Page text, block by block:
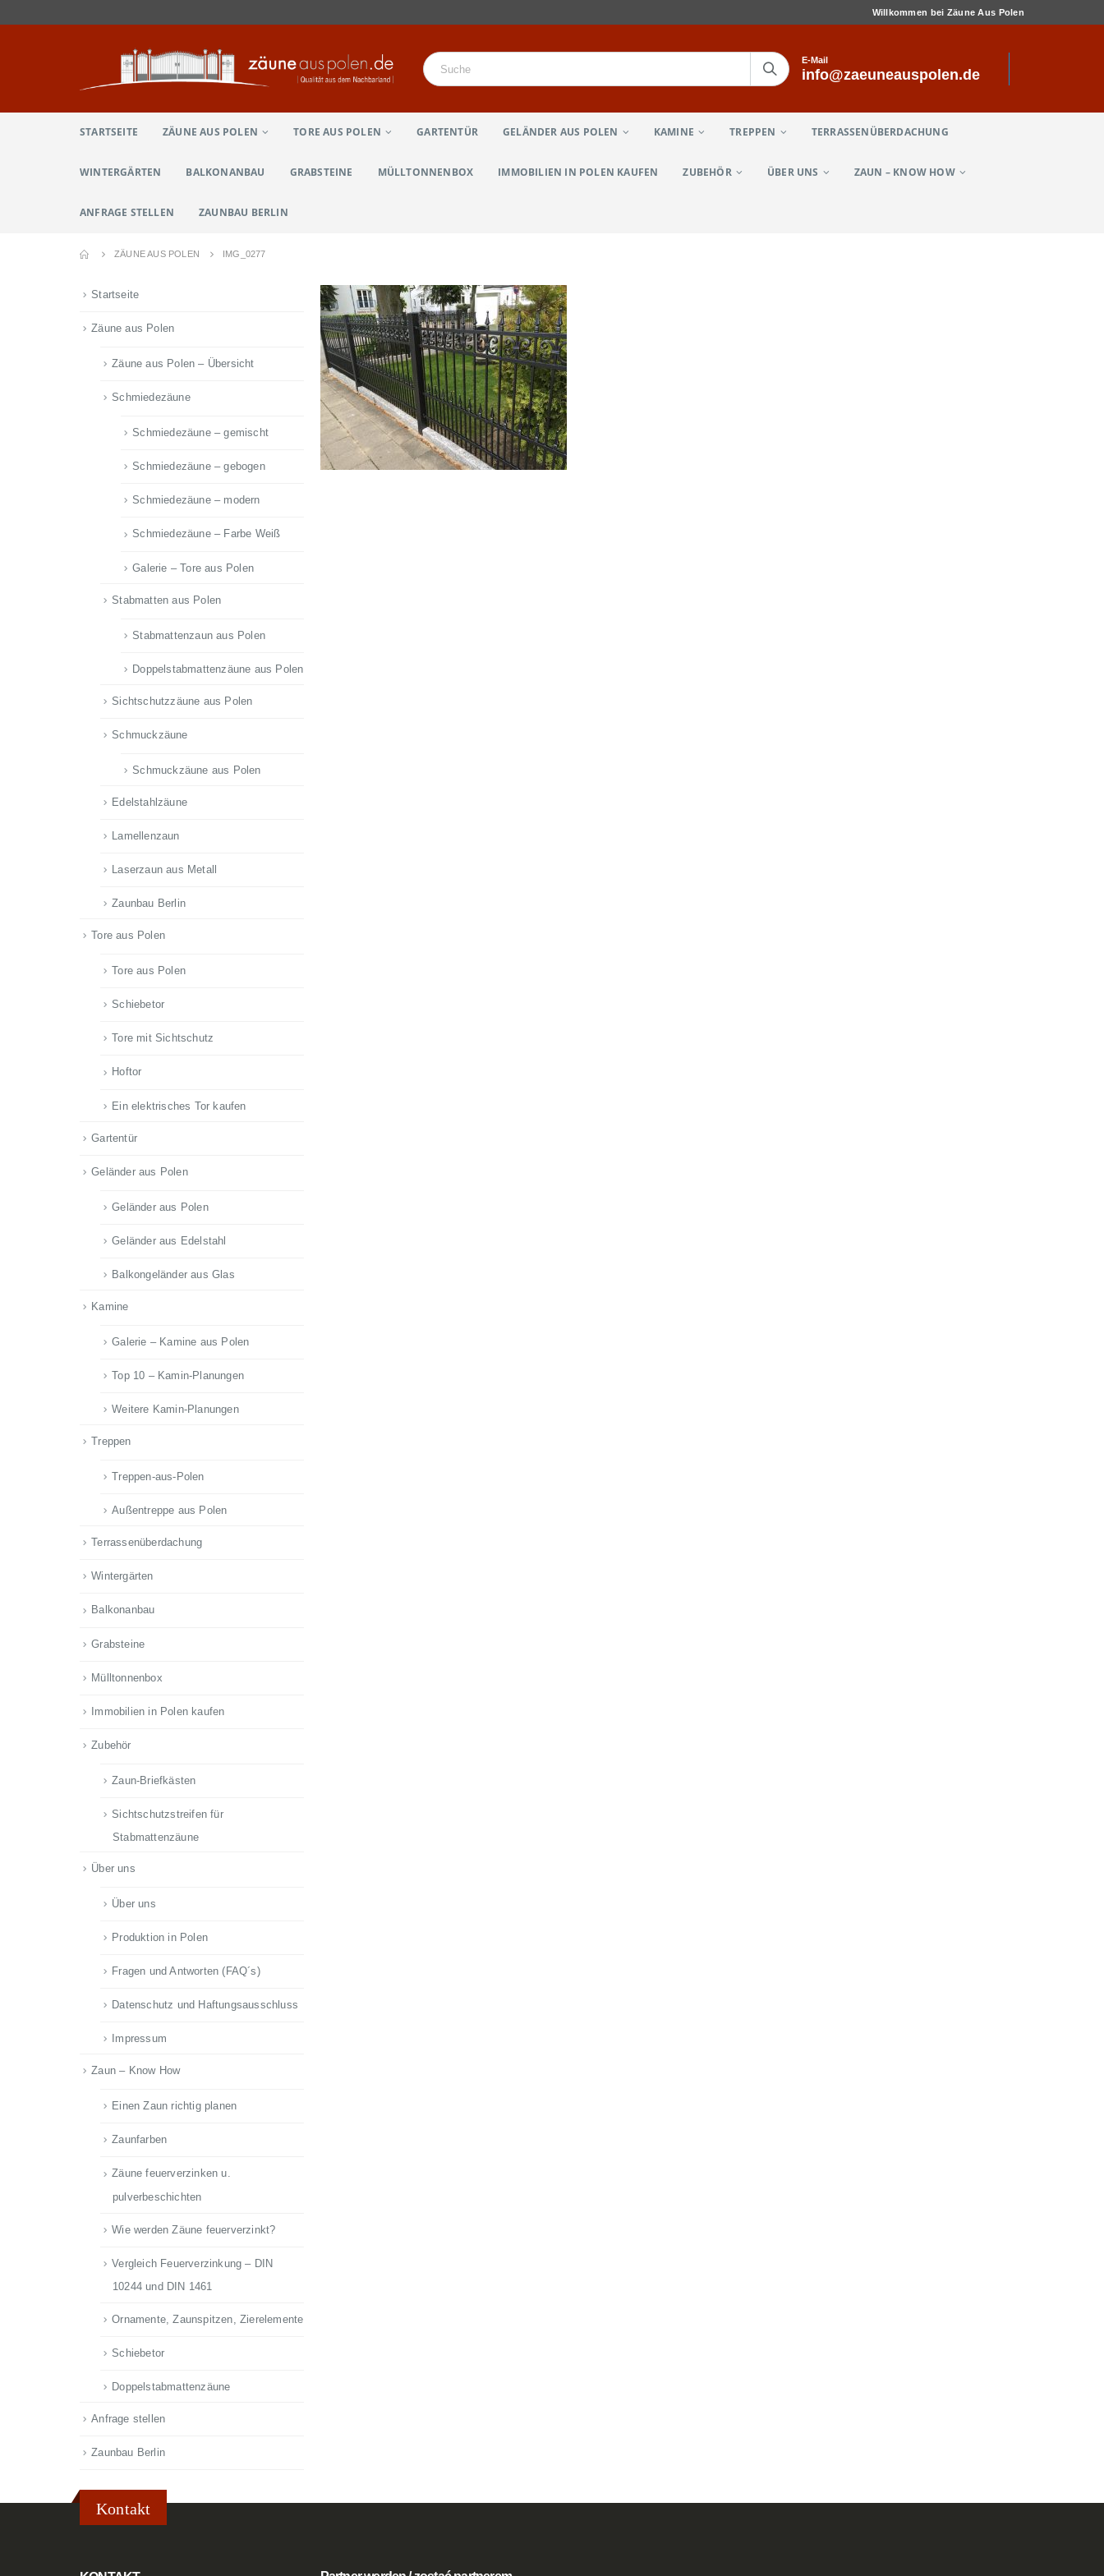
Willkommen bei Zäune Aus Polen
E-Mail
info@zaeuneauspolen.de
STARTSEITE ZÄUNE AUS POLEN TORE AUS POLEN GARTENTÜR GELÄNDER AUS POLEN KAMINE TREPPEN TERRASSENÜBERDACHUNG
WINTERGÄRTEN BALKONANBAU GRABSTEINE MÜLLTONNENBOX IMMOBILIEN IN POLEN KAUFEN ZUBEHÖR ÜBER UNS ZAUN – KNOW HOW
ANFRAGE STELLEN ZAUNBAU BERLIN
ZÄUNE AUS POLEN IMG_0277
Startseite
Zäune aus Polen
Zäune aus Polen – Übersicht
Schmiedezäune
Schmiedezäune – gemischt
Schmiedezäune – gebogen
Schmiedezäune – modern
Schmiedezäune – Farbe Weiß
Galerie – Tore aus Polen
Stabmatten aus Polen
Stabmattenzaun aus Polen
Doppelstabmattenzäune aus Polen
Sichtschutzzäune aus Polen
Schmuckzäune
Schmuckzäune aus Polen
Edelstahlzäune
Lamellenzaun
Laserzaun aus Metall
Zaunbau Berlin
Tore aus Polen
Tore aus Polen
Schiebetor
Tore mit Sichtschutz
Hoftor
Ein elektrisches Tor kaufen
Gartentür
Geländer aus Polen
Geländer aus Polen
Geländer aus Edelstahl
Balkongeländer aus Glas
Kamine
Galerie – Kamine aus Polen
Top 10 – Kamin-Planungen
Weitere Kamin-Planungen
Treppen
Treppen-aus-Polen
Außentreppe aus Polen
Terrassenüberdachung
Wintergärten
Balkonanbau
Grabsteine
Mülltonnenbox
Immobilien in Polen kaufen
Zubehör
Zaun-Briefkästen
Sichtschutzstreifen für
Stabmattenzäune
Über uns
Über uns
Produktion in Polen
Fragen und Antworten (FAQ´s)
Datenschutz und Haftungsausschluss
Impressum
Zaun – Know How
Einen Zaun richtig planen
Zaunfarben
Zäune feuerverzinken u.
pulverbeschichten
Wie werden Zäune feuerverzinkt?
Vergleich Feuerverzinkung – DIN
10244 und DIN 1461
Ornamente, Zaunspitzen, Zierelemente
Schiebetor
Doppelstabmattenzäune
Anfrage stellen
Zaunbau Berlin
Kontakt